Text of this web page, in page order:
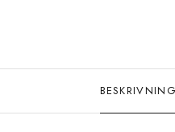
BESKRIVNING